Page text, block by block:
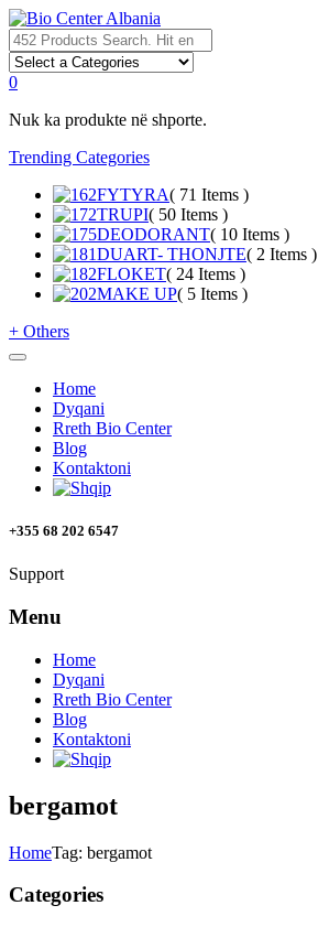
0
Nuk ka produkte në shporte.
Trending Categories
FYTYRA( 71 Items )
TRUPI( 50 Items )
DEODORANT( 10 Items )
DUART- THONJTE( 2 Items )
FLOKET( 24 Items )
MAKE UP( 5 Items )
+ Others
Home
Dyqani
Rreth Bio Center
Blog
Kontaktoni
+355 68 202 6547
Support
Menu
Home
Dyqani
Rreth Bio Center
Blog
Kontaktoni
bergamot
HomeTag: bergamot
Categories